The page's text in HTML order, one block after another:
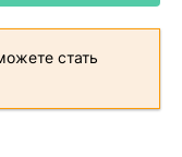
стать